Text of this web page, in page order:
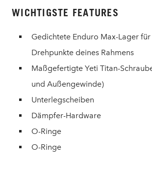
WICHTIGSTE FEATURES
Gedichtete Enduro Max-Lager
Drehpunkte deines Rahmens
Maßgefertigte Yeti Titan-
und Außengewinde)
Unterlegscheiben
Dämpfer-Hardware
O-Ringe
O-Ringe